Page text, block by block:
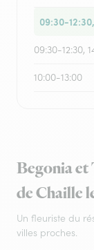
09:30-
09:30-12:30,
10:00-13:00
Begonia et
de Chaille
Un fleuriste du
villes proches.